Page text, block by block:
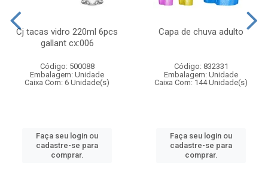
Cj tacas vidro 220ml 6pcs
gallant cx:006
Código: 500088
Embalagem: Unidade
Caixa Com: 6 Unidade(s)
Faça seu login ou
cadastre-se para
comprar.
Capa de chuva adulto
Código: 832331
Embalagem: Unidade
Caixa Com: 144 Unidade(s)
Faça seu login ou
cadastre-se para
comprar.